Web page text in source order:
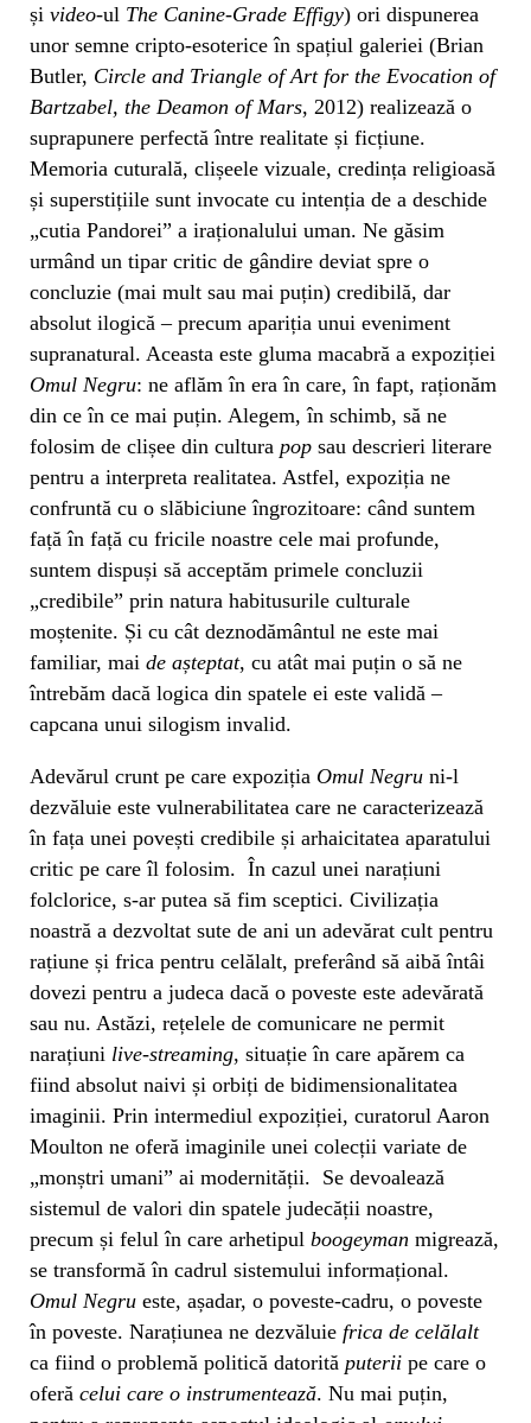
și video-ul The Canine-Grade Effigy) ori dispunerea
unor semne cripto-esoterice în spațiul galeriei (Brian
Butler, Circle and Triangle of Art for the Evocation of
Bartzabel, the Deamon of Mars, 2012) realizează o
suprapunere perfectă între realitate și ficțiune.
Memoria cuturală, clișeele vizuale, credința religioasă
și superstițiile sunt invocate cu intenția de a deschide
„cutia Pandorei” a iraționalului uman. Ne găsim
urmând un tipar critic de gândire deviat spre o
concluzie (mai mult sau mai puțin) credibilă, dar
absolut ilogică – precum apariția unui eveniment
supranatural. Aceasta este gluma macabră a expoziției
Omul Negru: ne aflăm în era în care, în fapt, raționăm
din ce în ce mai puțin. Alegem, în schimb, să ne
folosim de clișee din cultura pop sau descrieri literare
pentru a interpreta realitatea. Astfel, expoziția ne
confruntă cu o slăbiciune îngrozitoare: când suntem
față în față cu fricile noastre cele mai profunde,
suntem dispuși să acceptăm primele concluzii
„credibile” prin natura habitusurile culturale
moștenite. Și cu cât deznodământul ne este mai
familiar, mai de așteptat, cu atât mai puțin o să ne
întrebăm dacă logica din spatele ei este validă –
capcana unui silogism invalid.
Adevărul crunt pe care expoziția Omul Negru ni-l
dezvăluie este vulnerabilitatea care ne caracterizează
în fața unei povești credibile și arhaicitatea aparatului
critic pe care îl folosim. În cazul unei narațiuni
folclorice, s-ar putea să fim sceptici. Civilizația
noastră a dezvoltat sute de ani un adevărat cult pentru
rațiune și frica pentru celălalt, preferând să aibă întâi
dovezi pentru a judeca dacă o poveste este adevărată
sau nu. Astăzi, rețelele de comunicare ne permit
narațiuni live-streaming, situație în care apărem ca
fiind absolut naivi și orbiți de bidimensionalitatea
imaginii. Prin intermediul expoziției, curatorul Aaron
Moulton ne oferă imaginile unei colecții variate de
„monștri umani” ai modernității. Se devoalează
sistemul de valori din spatele judecății noastre,
precum și felul în care arhetipul boogeyman migrează,
se transformă în cadrul sistemului informațional.
Omul Negru este, așadar, o poveste-cadru, o poveste
în poveste. Narațiunea ne dezvăluie frica de celălalt
ca fiind o problemă politică datorită puterii pe care o
oferă celui care o instrumentează. Nu mai puțin,